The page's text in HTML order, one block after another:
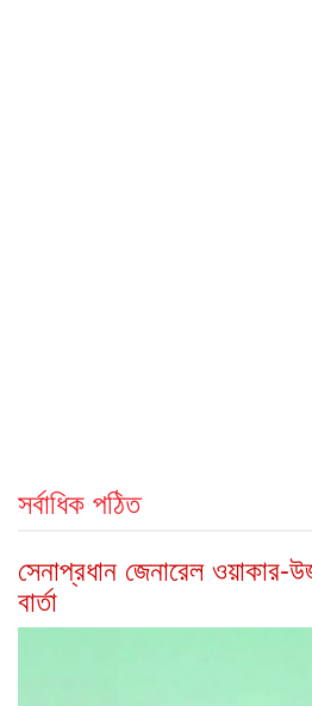
সর্বাধিক পঠিত
সেনাপ্রধান জেনারেল ওয়াকার-
বার্তা